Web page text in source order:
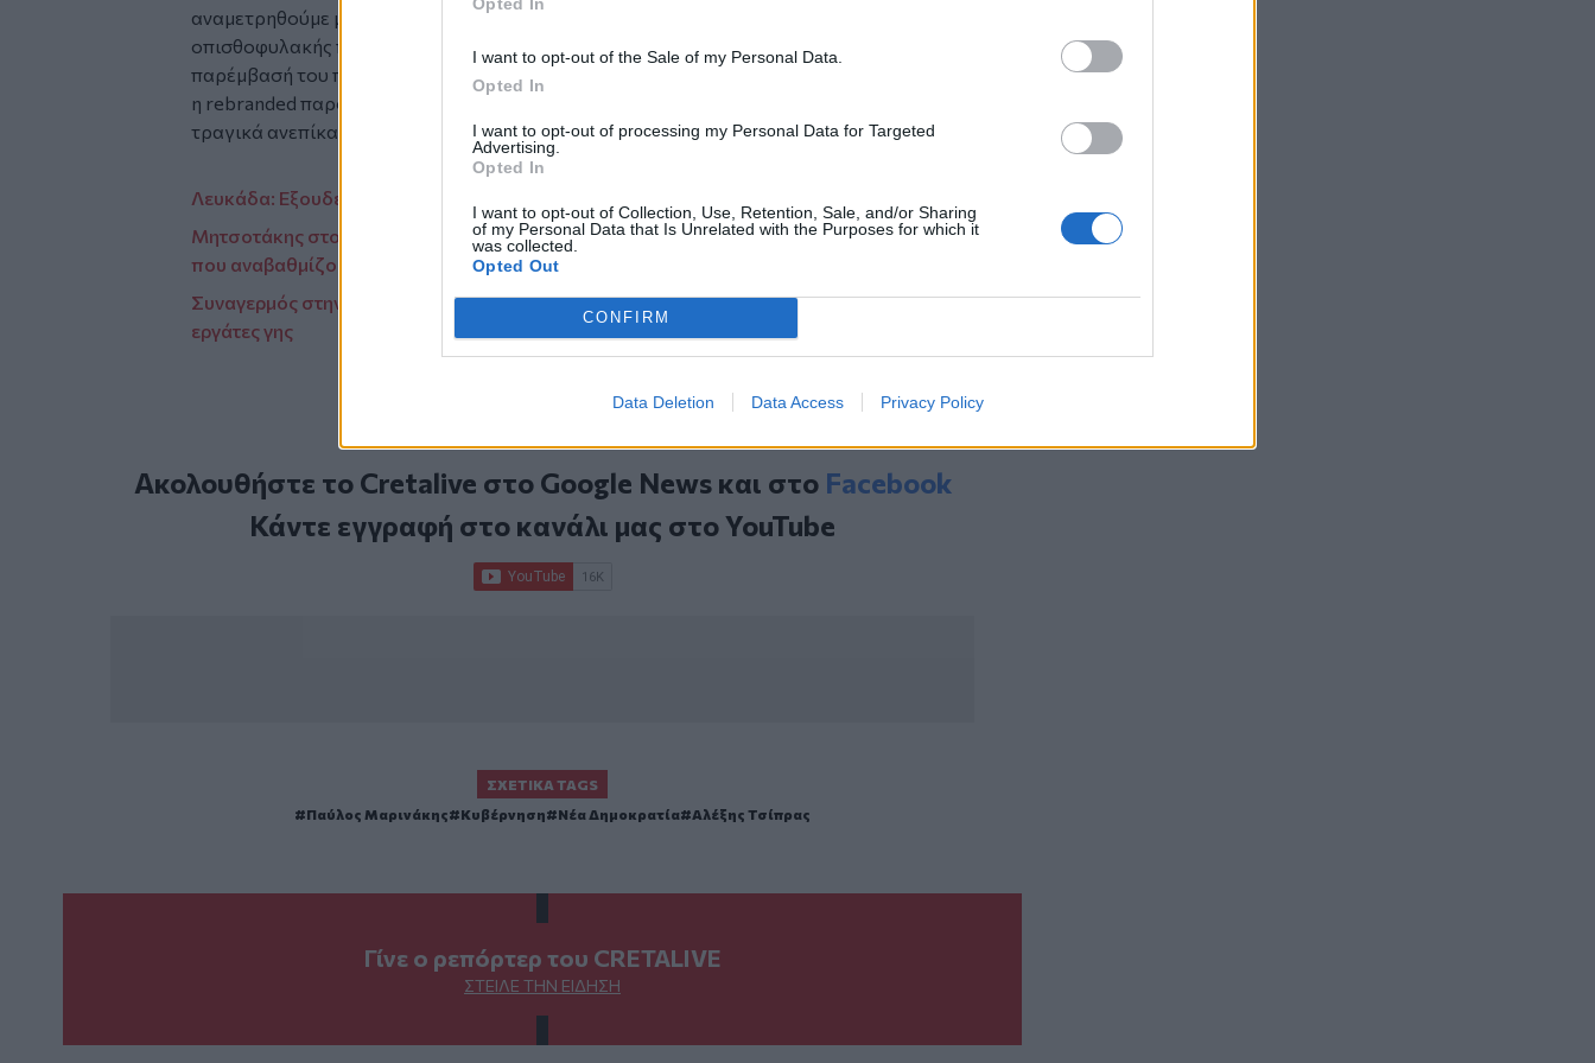
I want to opt-out of the Sale of my Personal Data.
Opted In
I want to opt-out of processing my Personal Data for Targeted
Advertising.
Opted In
I want to opt-out of Collection, Use, Retention, Sale, and/or Sharing
of my Personal Data that Is Unrelated with the Purposes for which it
was collected.
Opted Out
CONFIRM
Data Deletion Data Access Privacy Policy
αναμετρηθούμε με τα πραγματικά προβλήματα της χώρας και όχι με τις μάχες
οπισθοφυλακής που φαντάζεται ο κ. Τσίπρας. Γι’ αυτό, όσο και αν κάθε δημόσια
παρέμβασή του προσβάλλει τις θυσίες των πολιτών και την κοινή λογική, τελικά
η rebranded παρουσία του καταλήγει να είναι αδιάφορη, γιατί ο ίδιος είναι
τραγικά ανεπίκαιρος», καταλήγει ο Παύλος Μαρινάκης στην ανακοίνωσή του.
Λευκάδα: Εξουδετερώθηκαν τα εκρηκτικά στο θαλάσσιο drone - Βίντεο
Μητσοτάκης στο προσυνέδριο της ΝΔ: Μιλάμε με χειροπιαστά αποτελέσματα
που αναβαθμίζουν άμυνα, διπλωματία και ενεργειακή πολιτική
Συναγερμός στην Ηλεία από τον εντοπισμό 10 κρουσμάτων φυματίωσης σε
εργάτες γης
Ακολουθήστε το Cretalive στο Google Newsκαι στο Facebook
Κάντε εγγραφή στο κανάλι μας στοYouTube
ΣΧΕΤΙΚΆ TAGS
Παύλος Μαρινάκης
Κυβέρνηση Νέα Δημοκρατία Αλέξης Τσίπρας
Γίνε ο ρεπόρτερ του CRETALIVE
ΣΤΕΊΛΕ ΤΗΝ ΕΊΔΗΣΗ